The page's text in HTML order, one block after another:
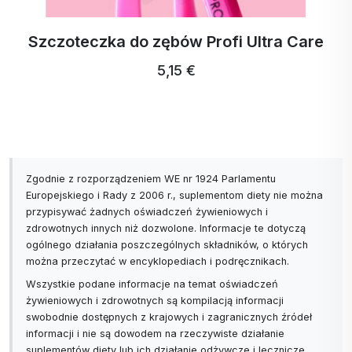
bogaty w kolagen typu I i III i może mieć
Kolagen rybi: Często zawiera kolagen typu
I, który jest ważny dla zdrowia skóry i ma
nawilżenie, elastyczność i ogólny wygląd skóry
w większym stopniu niż jedno źródło.
Wsparcie stawów i więzadeł: Każdy rodzaj
kolagenu może przyczynić się do zdrowych
stawów i więzadeł. Regularne przyjmowanie
kombinacji kolagenów może poprawić
mobilność i złagodzić ból.
Wiele źródeł i jakość: Korzystanie z wielu
źródeł kolagenu zmniejsza ryzyko
Szczoteczka do zębów Profi Ultra Care
5,15 €
Zgodnie z rozporządzeniem WE nr 1924 Parlamentu
Europejskiego i Rady z 2006 r., suplementom diety nie można
przypisywać żadnych oświadczeń żywieniowych i
zdrowotnych innych niż dozwolone. Informacje te dotyczą
ogólnego działania poszczególnych składników, o których
można przeczytać w encyklopediach i podręcznikach.
Wszystkie podane informacje na temat oświadczeń
żywieniowych i zdrowotnych są kompilacją informacji
swobodnie dostępnych z krajowych i zagranicznych źródeł
informacji i nie są dowodem na rzeczywiste działanie